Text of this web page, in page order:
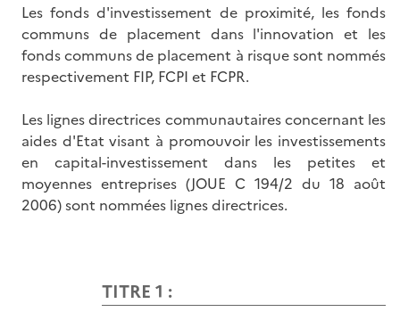
Les fonds d'investissement de proximité, les fonds
communs de placement dans l'innovation et les
fonds communs de placement à risque sont nommés
respectivement FIP, FCPI et FCPR.
Les lignes directrices communautaires concernant les
aides d'Etat visant à promouvoir les investissements
en capital-investissement dans les petites et
moyennes entreprises (JOUE C 194/2 du 18 août
2006) sont nommées lignes directrices.
TITRE 1 :